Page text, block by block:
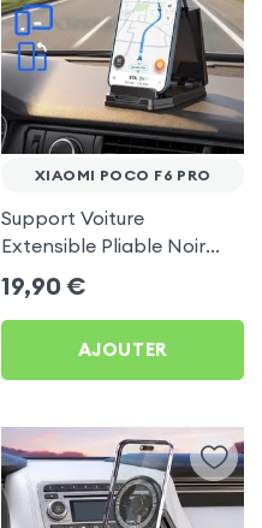
XIAOMI POCO F6 PRO
Support Voiture
Extensible Pliable Noir
Carbone pour Xiaomi
Poco F6 Pro
19,90 €
AJOUTER